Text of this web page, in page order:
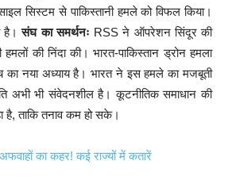
सिस्टम से पाकिस्तानी हमले को विफल किया।
है।संघ का समर्थनः RSS ने ऑपरेशन सिंदूर की
हमलों की निंदा की। भारत-पाकिस्तान ड्रोन हमला
नया अध्याय है। भारत ने इस हमले का मजबूती
अभी भी संवेदनशील है। कूटनीतिक समाधान की
है, ताकि तनाव कम हो सके।
का कहर! कई राज्यों में कतारें